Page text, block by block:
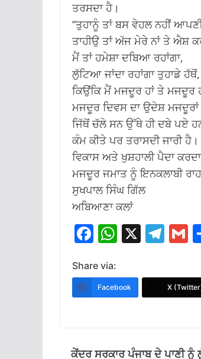
ਤਰਸਦਾ ਹੈ।
“ਤੁਹਾਨੂੰ ਤਾਂ ਬਸ ਵੇਹਲ ਨਹੀਂ
ਤਾਹੀਉ ਤਾਂ ਅੱਜ ਮੇਰੇ ਨਾਂ ਤੇ ਐਸ਼
ਮੈਂ ਤਾਂ ਹਮੇਸ਼ਾ ਦਬਿਆ ਰਹਾਂਗਾ,
ਲੁੱਟਿਆ ਜਾਂਦਾ ਰਹਾਂਗਾ ਤੁਹਾਡੇ ਹੱਥੋਂ,
ਕਿਉਂਕਿ ਮੈਂ ਮਜਦੂਰ ਹਾਂ ਤੇ ਮਜਦੂਰ
ਮਜਦੂਰ ਦਿਵਸ ਦਾ ਉਦੇਸ਼
ਜਿੱਥੋਂ ਚੱਲੇ ਸਨ ਉੱਥੇ ਹੀ ਦਬੇ ਪਏ
ਕੰਮ ਕੀਤੇ ਪਰ ਤਰਾਸਦੀ ਜਾਰੀ
ਵਿਕਾਸ ਅਤੇ ਖੁਸ਼ਹਾਲੀ ਪੈਦਾ
ਮਜਦੂਰ ਜਮਾਤ ਨੂੰ ਇਨਕਲਾਬੀ
ਸੁਖਪਾਲ ਸਿੰਘ ਗਿੱਲ
ਅਬਿਆਣਾ ਕਲਾਂ
F
e
b
k
W
at
s
p
X T
e
gr
G
l
Share via:
Facebook X
ਕੇਂਦਰ ਸਰਕਾਰ ਪੰਜਾਬ ਦੇ ਪਾਣੀ ਨੂੰ